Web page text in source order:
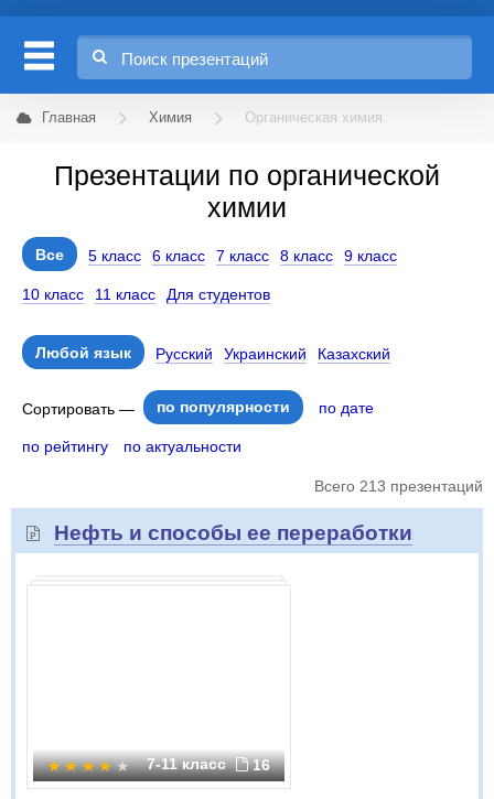
Главная Химия Органическая химия
Презентации по органической
химии
Все 5 класс 6 класс 7 класс 8 класс 9 класс
10 класс 11 класс Для студентов
Любой язык Русский Украинский Казахский
Сортировать — по популярности по дате
по рейтингу по актуальности
Всего 213 презентаций
Нефть и способы ее переработки
7-11 класс 16